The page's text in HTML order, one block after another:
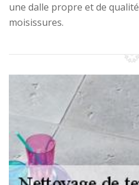
une dalle propre et de
moisissures.